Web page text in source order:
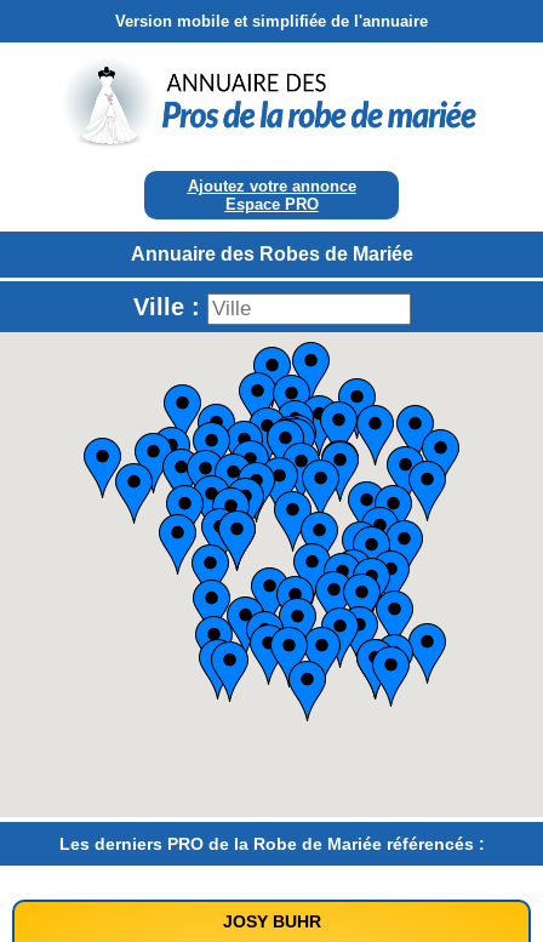
Version mobile et simplifiée de l'annuaire
Ajoutez votre annonce
Espace PRO
Annuaire des Robes de Mariée
Ville :
Les derniers PRO de la Robe de Mariée référencés :
JOSY BUHR